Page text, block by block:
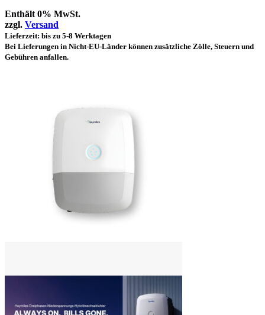
Enthält 0% MwSt.
zzgl. Versand
Lieferzeit: bis zu 5-8 Werktagen
Bei Lieferungen in Nicht-EU-Länder können zusätzliche Zölle, Steuern und
Gebühren anfallen.